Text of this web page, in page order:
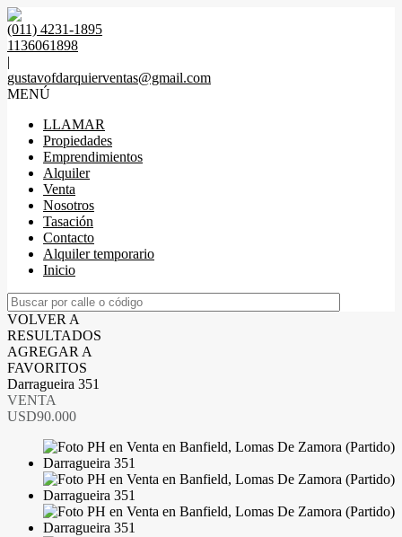
(011) 4231-1895
1136061898
|
gustavofdarquierventas@gmail.com
MENÚ
LLAMAR
Propiedades
Emprendimientos
Alquiler
Venta
Nosotros
Tasación
Contacto
Alquiler temporario
Inicio
VOLVER A
RESULTADOS
AGREGAR A
FAVORITOS
Darragueira 351
VENTA
USD90.000